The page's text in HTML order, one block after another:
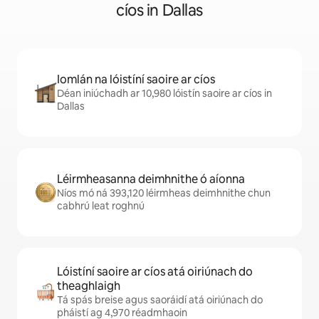
cíos in Dallas
Iomlán na lóistíní saoire ar cíos
Déan iniúchadh ar 10,980 lóistín saoire ar cíos in
Dallas
Léirmheasanna deimhnithe ó aíonna
Níos mó ná 393,120 léirmheas deimhnithe chun
cabhrú leat roghnú
Lóistíní saoire ar cíos atá oiriúnach do
theaghlaigh
Tá spás breise agus saoráidí atá oiriúnach do
pháistí ag 4,970 réadmhaoin